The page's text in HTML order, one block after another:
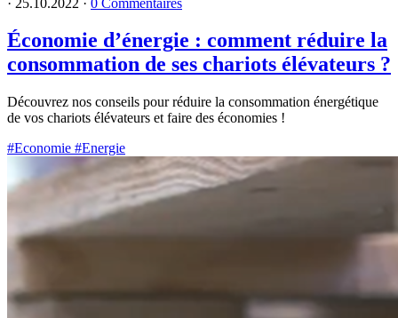
Économie d’énergie : comment réduire la
consommation de ses chariots élévateurs ?
Découvrez nos conseils pour réduire la consommation énergétique
de vos chariots élévateurs et faire des économies !
#Economie #Energie